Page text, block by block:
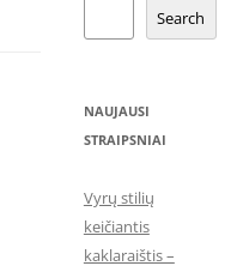
Search
NAUJAUSI
STRAIPSNIAI
Vyrų stilių
keičiantis
kaklaraištis –